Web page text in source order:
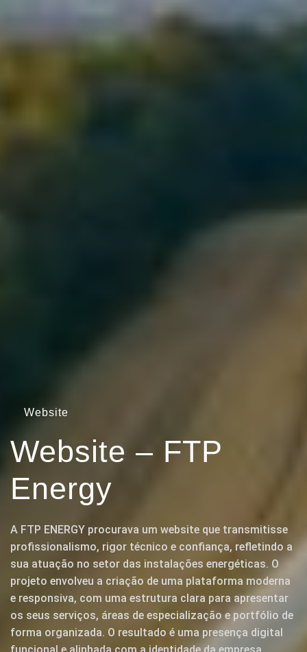
Website
Website – FTP
Energy
A FTP ENERGY procurava um website que transmitisse
profissionalismo, rigor técnico e confiança, refletindo a
sua atuação no setor das instalações energéticas. O
projeto envolveu a criação de uma plataforma moderna
e responsiva, com uma estrutura clara para apresentar
os seus serviços, áreas de especialização e portfólio de
forma organizada. O resultado é uma presença digital